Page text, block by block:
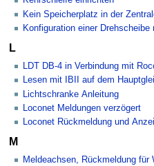
Kein Speicherplatz in der
Konfiguration einer Drehscheibe
L
LDT DB-4 in Verbindung mit
Lesen mit IBII auf dem
Lichtschranke Anleitung
Loconet Meldungen verzögert
Loconet Rückmeldung und
M
Meldeachsen, Rückmeldung für